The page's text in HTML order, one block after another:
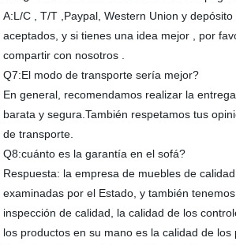
A:L/C , T/T ,Paypal, Western Union y
aceptados, y si tienes una idea mejor , por
compartir con nosotros .
Q7:El modo de transporte sería mejor?
En general, recomendamos realizar la
barata y segura.También respetamos tus
de transporte.
Q8:cuánto es la garantía en el sofá?
Respuesta: la empresa de muebles de
examinadas por el Estado, y también
inspección de calidad, la calidad de los
los productos en su mano es la calidad de los